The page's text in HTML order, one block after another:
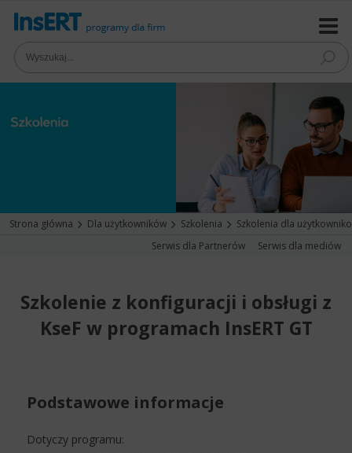
Strona główna Dla użytkowników Szkolenia
Szkolenia dla
Serwis dla Partnerów
Serwis dla mediów
Szkolenie z konfiguracji i obsługi z
KseF w programach InsERT GT
Podstawowe informacje
Dotyczy programu: